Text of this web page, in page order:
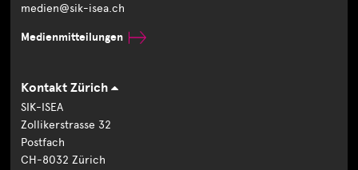
medien@sik-isea.ch
Medienmitteilungen
Kontakt Zürich
SIK-ISEA
Zollikerstrasse 32
Postfach
CH-8032 Zürich